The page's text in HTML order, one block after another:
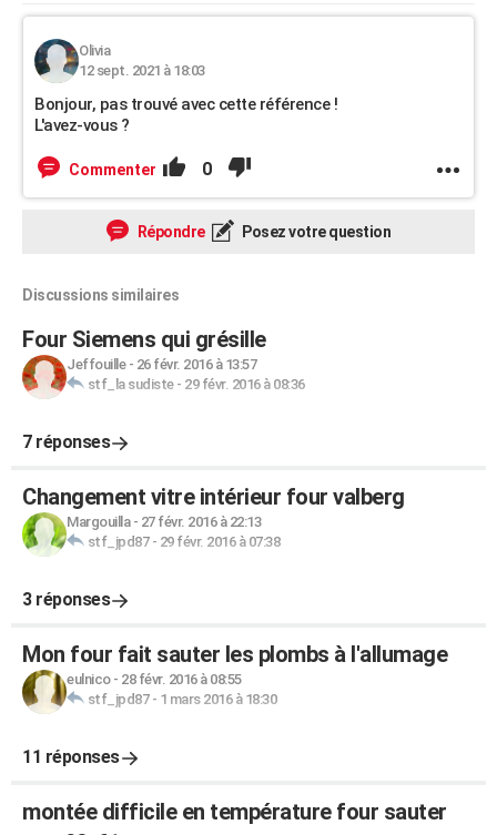
Olivia
12 sept. 2021 à 18:03
Bonjour, pas trouvé avec cette référence !
L'avez-vous ?
Commenter 0
Répondre Posez votre question
Discussions similaires
Four Siemens qui grésille
Jeffouille- 26 févr. 2016 à 13:57
stf_la sudiste- 29 févr. 2016 à 08:36
7 réponses
Changement vitre intérieur four valberg
Margouilla- 27 févr. 2016 à 22:13
stf_jpd87- 29 févr. 2016 à 07:38
3 réponses
Mon four fait sauter les plombs à l'allumage
eulnico- 28 févr. 2016 à 08:55
stf_jpd87- 1 mars 2016 à 18:30
11 réponses
montée difficile en température four sauter